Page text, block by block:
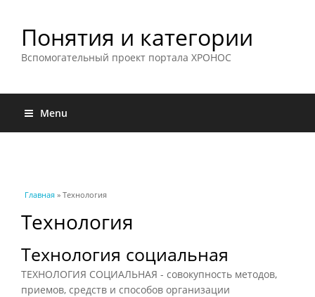
Понятия и категории
Вспомогательный проект портала ХРОНОС
Menu
Вы здесь
Главная » Технология
Технология
Технология социальная
ТЕХНОЛОГИЯ СОЦИАЛЬНАЯ - совокупность методов,
приемов, средств и способов организации